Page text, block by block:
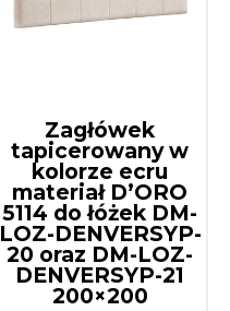
Zagłówek
tapicerowany w
kolorze ecru
materiał D’ORO
5114 do łóżek DM-
LOZ-DENVERSYP-
20 oraz DM-LOZ-
DENVERSYP-21
200×200